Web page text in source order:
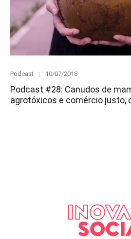
Category
Podcast
Posted
10/07/2018
Podcast #28: Canudos de
agrotóxicos e comércio justo,